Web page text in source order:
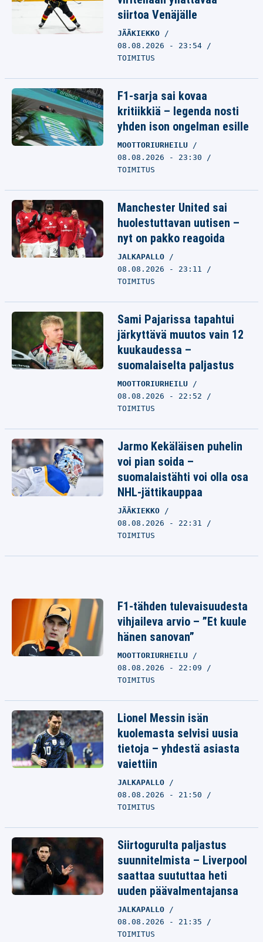
siirtoa Venäjälle
JÄÄKIEKKO
08.08.2026 - 23:54
TOIMITUS
F1-sarja sai kovaa
kritiikkiä – legenda nosti
yhden ison ongelman esille
MOOTTORIURHEILU
08.08.2026 - 23:30
TOIMITUS
Manchester United sai
huolestuttavan uutisen –
nyt on pakko reagoida
JALKAPALLO
08.08.2026 - 23:11
TOIMITUS
Sami Pajarissa tapahtui
järkyttävä muutos vain 12
kuukaudessa –
suomalaiselta paljastus
MOOTTORIURHEILU
08.08.2026 - 22:52
TOIMITUS
Jarmo Kekäläisen puhelin
voi pian soida –
suomalaistähti voi olla osa
NHL-jättikauppaa
JÄÄKIEKKO
08.08.2026 - 22:31
TOIMITUS
F1-tähden tulevaisuudesta
vihjaileva arvio – ”Et kuule
hänen sanovan”
MOOTTORIURHEILU
08.08.2026 - 22:09
TOIMITUS
Lionel Messin isän
kuolemasta selvisi uusia
tietoja – yhdestä asiasta
vaiettiin
JALKAPALLO
08.08.2026 - 21:50
TOIMITUS
Siirtogurulta paljastus
suunnitelmista – Liverpool
saattaa suututtaa heti
uuden päävalmentajansa
JALKAPALLO
08.08.2026 - 21:35
TOIMITUS